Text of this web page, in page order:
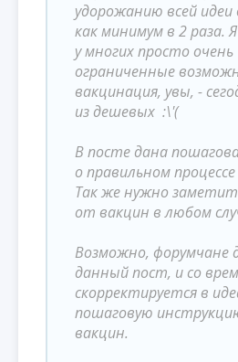
удорожанию всей
как минимум в 2 раза.
у многих просто очень
ограниченные
вакцинация, увы, -
из дешевых :\'(
В посте дана
о правильном
Так же нужно
от вакцин в любом
Возможно, форумчане
данный пост, и со
скорректируется в
пошаговую
вакцин.